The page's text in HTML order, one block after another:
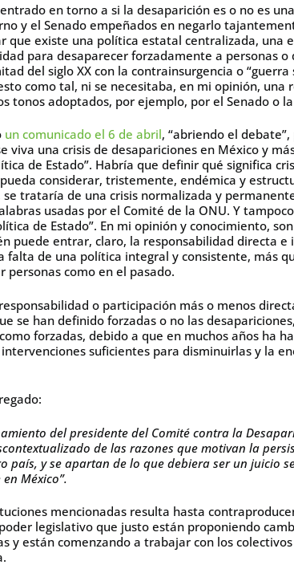
en torno a si la desaparición es o no es
y el Senado empeñados en negarlo
que existe una política estatal centralizada, una
para desaparecer forzadamente a personas o
del siglo XX con la contrainsurgencia o “guerra
como tal, ni se necesitaba, en mi opinión, una
tonos adoptados, por ejemplo, por el Senado o la
un comunicado el 6 de abril, “abriendo el
viva una crisis de desapariciones en México y
de Estado”. Habría que definir qué significa
considerar, tristemente, endémica y
se trataría de una crisis normalizada y
usadas por el Comité de la ONU. Y
de Estado”. En mi opinión y conocimiento,
puede entrar, claro, la responsabilidad directa e
falta de una política integral y consistente, más
personas como en el pasado.
o participación más o menos
se han definido forzadas o no las
forzadas, debido a que en muchos años ha
suficientes para disminuirlas y la
del presidente del Comité contra la
de las razones que motivan la
país, y se apartan de lo que debiera ser un juicio
México”.
mencionadas resulta hasta
legislativo que justo están proponiendo
y están comenzando a trabajar con los